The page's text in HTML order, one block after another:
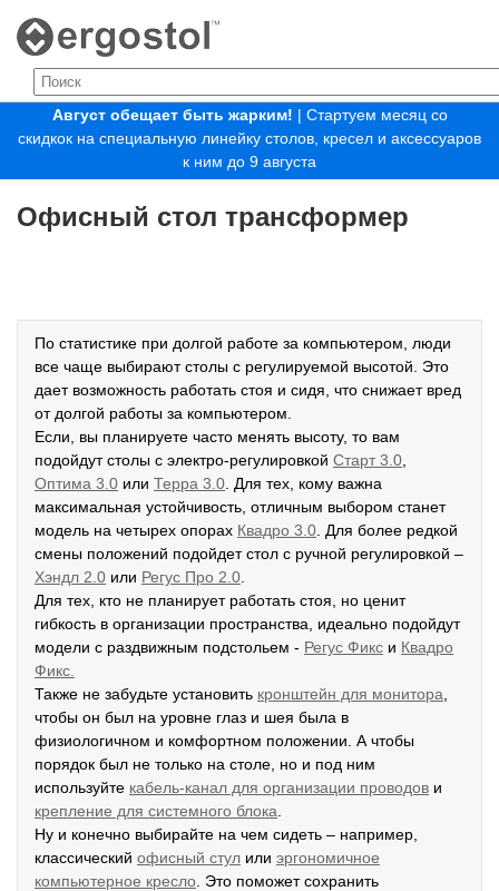
Август обещает быть жарким! | Стартуем месяц со
скидкок на специальную линейку столов, кресел и аксессуаров
к ним до 9 августа
Офисный стол трансформер
По статистике при долгой работе за компьютером, люди
все чаще выбирают столы с регулируемой высотой. Это
дает возможность работать стоя и сидя, что снижает вред
от долгой работы за компьютером.
Если, вы планируете часто менять высоту, то вам
подойдут столы с электро-регулировкой Старт 3.0
Оптима 3.0 или Терра 3.0 . Для тех, кому важна
максимальная устойчивость, отличным выбором станет
модель на четырех опорах Квадро 3.0 . Для более редкой
смены положений подойдет стол с ручной регулировкой –
Хэндл 2.0 или Регус Про 2.0
Для тех, кто не планирует работать стоя, но ценит
гибкость в организации пространства, идеально подойдут
модели с раздвижным подстольем - Регус Фикс и Квадро
Фикс.
Также не забудьте установить кронштейн для монитора
чтобы он был на уровне глаз и шея была в
физиологичном и комфортном положении. А чтобы
порядок был не только на столе, но и под ним
используйте кабель-канал для организации проводов и
крепление для системного блока
Ну и конечно выбирайте на чем сидеть – например,
классический офисный стул или эргономичное
компьютерное кресло . Это поможет сохранить